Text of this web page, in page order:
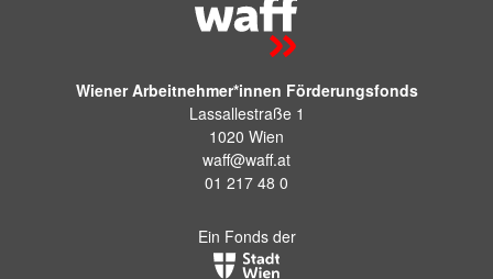
Wiener Arbeitnehmer*innen Förderungsfonds
Lassallestraße 1
1020 Wien
waff@waff.at
01 217 48 0
Ein Fonds der